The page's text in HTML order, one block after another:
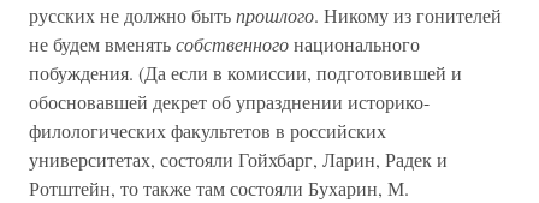
русских не должно бытьпрошлого. Никому из гонителей
не будем вменятьсобственногонационального
побуждения. (Да если в комиссии, подготовившей и
обосновавшей декрет об упразднении историко-
филологических факультетов в российских
университетах, состояли Гойхбарг, Ларин, Радек и
Ротштейн, то также там состояли Бухарин, М.